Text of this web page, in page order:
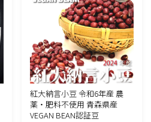
紅大納言小豆 令和6年産 農
薬・肥料不使用 青森県産
VEGAN BEAN認証豆